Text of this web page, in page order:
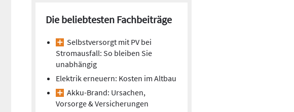
Die beliebtesten Fachbeiträge
Selbstversorgt mit PV bei
Stromausfall: So bleiben Sie
unabhängig
Elektrik erneuern: Kosten im Altbau
Akku-Brand: Ursachen,
Vorsorge & Versicherungen